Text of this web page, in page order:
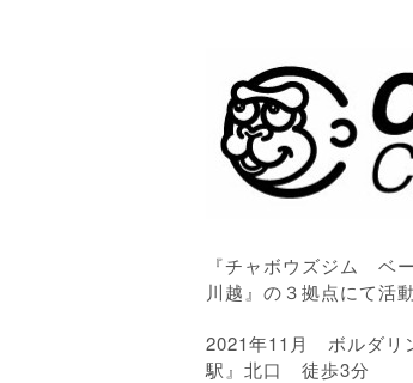
『チャボウズジム ベ
川越』の３拠点にて活
2021年11月 ボルダリ
駅』北口 徒歩3分